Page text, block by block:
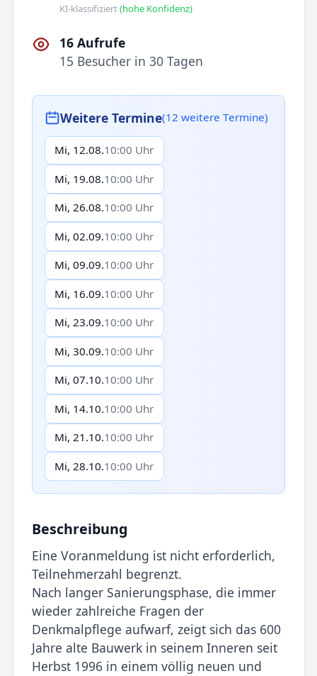
KI-klassifiziert(hohe Konfidenz)
16 Aufrufe
15 Besucher in 30 Tagen
Weitere Termine(12 weitere Termine)
Mi, 12.08.10:00 Uhr
Mi, 19.08.10:00 Uhr
Mi, 26.08.10:00 Uhr
Mi, 02.09.10:00 Uhr
Mi, 09.09.10:00 Uhr
Mi, 16.09.10:00 Uhr
Mi, 23.09.10:00 Uhr
Mi, 30.09.10:00 Uhr
Mi, 07.10.10:00 Uhr
Mi, 14.10.10:00 Uhr
Mi, 21.10.10:00 Uhr
Mi, 28.10.10:00 Uhr
Beschreibung
Eine Voranmeldung ist nicht erforderlich,
Teilnehmerzahl begrenzt.
Nach langer Sanierungsphase, die immer
wieder zahlreiche Fragen der
Denkmalpflege aufwarf, zeigt sich das 600
Jahre alte Bauwerk in seinem Inneren seit
Herbst 1996 in einem völlig neuen und